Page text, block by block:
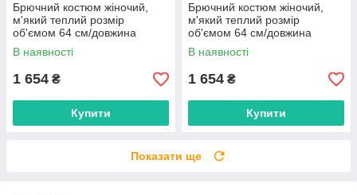
Брючний костюм жіночий,
м'який теплий розмір
об'ємом 64 см/довжина
штанів 105 см (4 кв) "BETSY"
недорого від прямого
постачальника
В наявності
1 654 ₴
Купити
Брючний костюм жіночий,
м'який теплий розмір
об'ємом 64 см/довжина
штанів 105 см (4 кв) "BETSY"
недорого від прямого
постачальника
В наявності
1 654 ₴
Купити
Показати ще